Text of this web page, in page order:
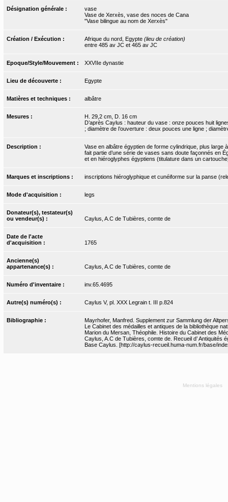
Désignation générale :
vase
Vase de Xerxès, vase des noces de Cana
"Vase bilingue au nom de Xerxès"
Création / Exécution : Afrique du nord, Egypte (lieu de création)
entre 485 av JC et 465 av JC
Epoque/Style/Mouvement : XXVIIe dynastie
Lieu de découverte : Egypte
Matières et techniques : albâtre
Mesures :
H. 29,2 cm, D. 16 cm
D’après Caylus : hauteur du vase : onze pouces huit
; diamètre de l’ouverture : deux pouces une ligne ;
Description :
Vase en albâtre égyptien de forme cylindrique, plus
fait partie d’une série de vases sans doute façonnés en
et en hiéroglyphes égyptiens (titulature dans un
Marques et inscriptions : inscriptions hiéroglyphique et cunéiforme sur la panse
Mode d'acquisition : legs
Donateur(s), testateur(s)
ou vendeur(s) :
Caylus, A.C de Tubières, comte de
Date de l'acte
d'acquisition :
1765
Ancienne(s)
appartenance(s) :
Caylus, A.C de Tubières, comte de
Numéro d'inventaire : inv.65.4695
Autre(s) numéro(s) : Caylus V, pl. XXX Legrain t. III p.824
Bibliographie :
Mayrhofer, Manfred. Supplement zur Sammlung der
Le Cabinet des médailles et antiques de la bibliothèque
Marion du Mersan, Théophile. Histoire du Cabinet des
Caylus, A.C de Tubières, comte de. Recueil d’
Base Caylus. [http://caylus-recueil.huma-num.fr/base/
Mentions légales